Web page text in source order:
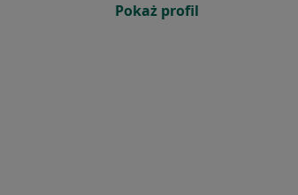
Pokaż profil